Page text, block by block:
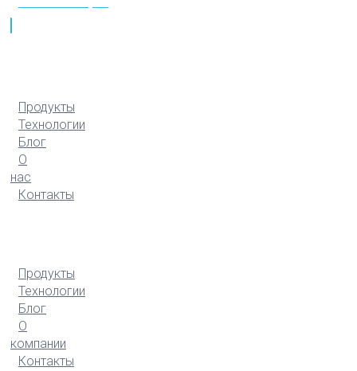
Продукты
Технологии
Блог
О
нас
Контакты
Продукты
Технологии
Блог
О
компании
Контакты